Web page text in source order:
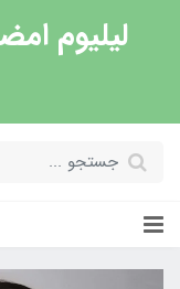
لیلیوم